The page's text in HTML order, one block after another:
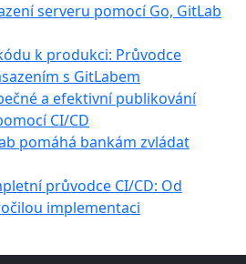
serveru pomocí Go, GitLab
k produkci: Průvodce
s GitLabem
a efektivní publikování
CI/CD
pomáhá bankám zvládat
průvodce CI/CD: Od
implementaci